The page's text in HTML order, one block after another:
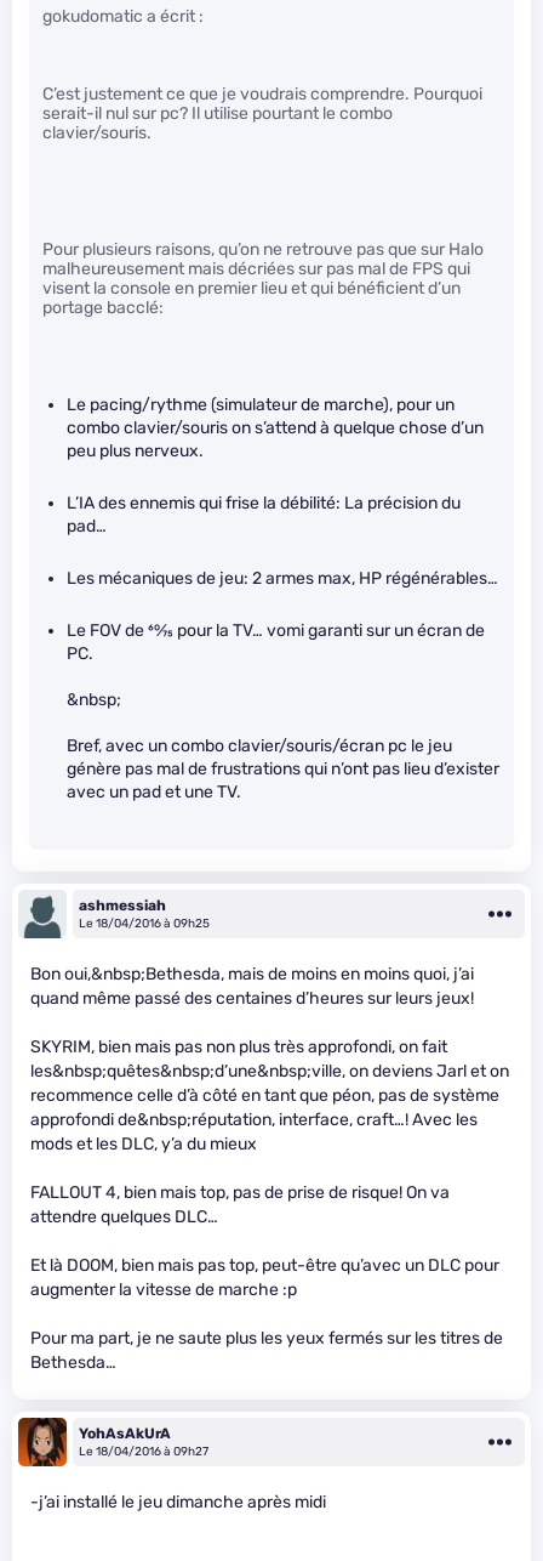
gokudomatic a écrit :
C’est justement ce que je voudrais comprendre. Pourquoi
serait-il nul sur pc? Il utilise pourtant le combo
clavier/souris.
Pour plusieurs raisons, qu’on ne retrouve pas que sur Halo
malheureusement mais décriées sur pas mal de FPS qui
visent la console en premier lieu et qui bénéficient d’un
portage bacclé:
Le pacing/rythme (simulateur de marche), pour un
combo clavier/souris on s’attend à quelque chose d’un
peu plus nerveux.
L’IA des ennemis qui frise la débilité: La précision du
pad…
Les mécaniques de jeu: 2 armes max, HP régénérables…
Le FOV de60⁄75 pour la TV… vomi garanti sur un écran de
PC.
&nbsp;
Bref, avec un combo clavier/souris/écran pc le jeu
génère pas mal de frustrations qui n’ont pas lieu d’exister
avec un pad et une TV.
ashmessiah
Le 18/04/2016 à 09h25
Bon oui,&nbsp;Bethesda, mais de moins en moins quoi, j’ai
quand même passé des centaines d’heures sur leurs jeux!
SKYRIM, bien mais pas non plus très approfondi, on fait
les&nbsp;quêtes&nbsp;d’une&nbsp;ville, on deviens Jarl et on
recommence celle d’à côté en tant que péon, pas de système
approfondi de&nbsp;réputation, interface, craft…! Avec les
mods et les DLC, y’a du mieux
FALLOUT 4, bien mais top, pas de prise de risque! On va
attendre quelques DLC…
Et là DOOM, bien mais pas top, peut-être qu’avec un DLC pour
augmenter la vitesse de marche :p
Pour ma part, je ne saute plus les yeux fermés sur les titres de
Bethesda…
YohAsAkUrA
Le 18/04/2016 à 09h27
-j’ai installé le jeu dimanche après midi